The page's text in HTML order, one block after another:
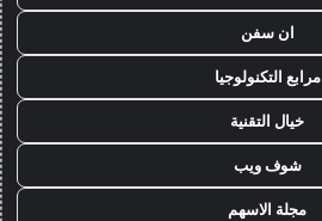
ان سفن
مرابع التكنولوجيا
خيال التقنية
شوف ويب
مجلة الاسهم